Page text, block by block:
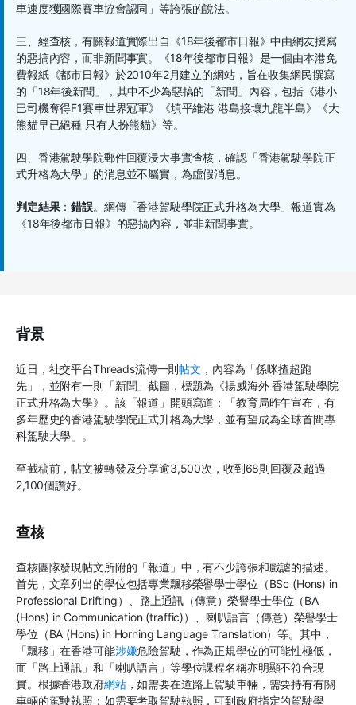
車速度獲國際賽車協會認同」等誇張的說法。
三、經查核，有關報道實際出自《18年後都市日報》中由網友撰寫
的惡搞內容，而非新聞事實。《18年後都市日報》是一個由本港免
費報紙《都市日報》於2010年2月建立的網站，旨在收集網民撰寫
的「18年後新聞」，其中不少為惡搞的「新聞」內容，包括《港小
巴司機奪得F1賽車世界冠軍》《填平維港 港島接壤九龍半島》《大
熊貓早已絕種 只有人扮熊貓》等。
四、香港駕駛學院郵件回覆浸大事實查核，確認「香港駕駛學院正
式升格為大學」的消息並不屬實，為虛假消息。
判定結果：錯誤。網傳「香港駕駛學院正式升格為大學」報道實為
《18年後都市日報》的惡搞內容，並非新聞事實。
背景
近日，社交平台Threads流傳一則帖文 ，內容為「係咪揸超跑
先」，並附有一則「新聞」截圖，標題為《揚威海外 香港駕駛學院
正式升格為大學》。該「報道」開頭寫道：「教育局昨午宣布，有
多年歷史的香港駕駛學院正式升格為大學，並有望成為全球首間專
科駕駛大學」。
至截稿前，帖文被轉發及分享逾3,500次，收到68則回覆及超過
2,100個讚好。
查核
查核團隊發現帖文所附的「報道」中，有不少誇張和戲謔的描述。
首先，文章列出的學位包括專業飄移榮譽學士學位（BSc (Hons) in
Professional Drifting）、路上通訊（傳意）榮譽學士學位（BA
(Hons) in Communication (traffic)）、喇叭語言（傳意）榮譽學士
學位（BA (Hons) in Horning Language Translation）等。其中，
「飄移」在香港可能涉嫌危險駕駛，作為正規學位的可能性極低，
而「路上通訊」和「喇叭語言」等學位課程名稱亦明顯不符合現
實。根據香港政府網站，如需要在道路上駕駛車輛，需要持有有關
車輛的駕駛執照；如需要考取駕駛執照，可到政府指定的駕駛學